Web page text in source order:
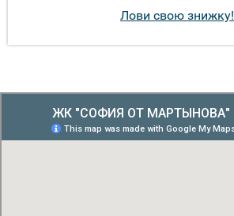
Лови свою знижку!